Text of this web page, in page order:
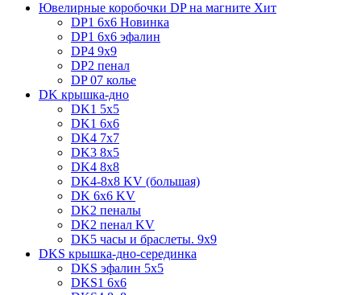
Ювелирные коробочки DP на магните Хит
DP1 6x6 Новинка
DP1 6x6 эфалин
DP4 9x9
DP2 пенал
DP 07 колье
DK крышка-дно
DK1 5x5
DK1 6x6
DK4 7х7
DK3 8x5
DK4 8x8
DK4-8x8 KV (большая)
DK 6х6 KV
DK2 пеналы
DK2 пенал KV
DK5 часы и браслеты. 9x9
DKS крышка-дно-серединка
DKS эфалин 5x5
DKS1 6x6